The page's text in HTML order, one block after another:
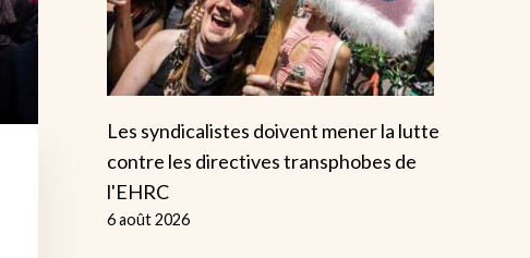
Les syndicalistes doivent mener la lutte
contre les directives transphobes de
l'EHRC
6 août 2026